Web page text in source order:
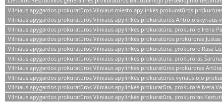
Vilniaus apygardos prokuratūros Vilniaus miesto apylinkės prokuratūros
Vilniaus apygardos prokuratūros Vilniaus apylinkės prokuratūros Antrojo skyriaus
Vilniaus apygardos prokuratūros Vilniaus apylinkės prokuratūra, prokurorė Irena
Vilniaus apygardos prokuratūros Vilniaus apylinkės prokuratūros prokuroras Justas
Vilniaus apygardos prokuratūros Vilniaus apylinkės prokuratūra, prokurorė Rasa
Vilniaus apygardos prokuratūros Vilniaus apylinkės prokuratūra, prokuroras
Vilniaus apygardos prokuratūros Vilniaus apylinkės prokuratūros prokuroras
Vilniaus apygardos prokuratūros Vilniaus apylinkės prokuratūros vyriausiojo
Vilniaus apygardos prokuratūros Vilniaus apylinkės prokuratūra, prokurorė Iveta
Vilniaus apygardos prokuratūros Vilniaus apylinkės prokuratūra, prokuroras